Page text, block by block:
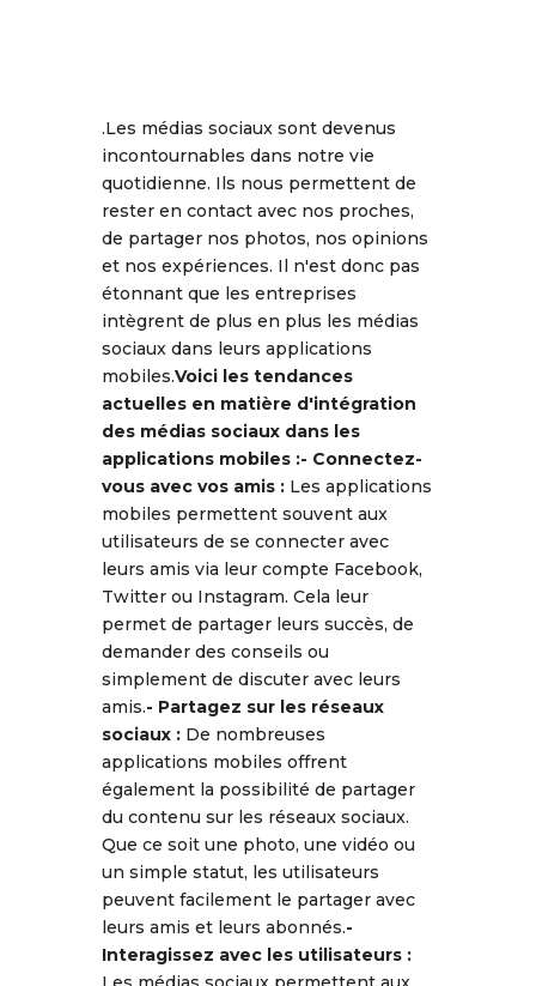
.Les médias sociaux sont devenus
incontournables dans notre vie
quotidienne. Ils nous permettent de
rester en contact avec nos proches,
de partager nos photos, nos opinions
et nos expériences. Il n'est donc pas
étonnant que les entreprises
intègrent de plus en plus les médias
sociaux dans leurs applications
mobiles.Voici les tendances
actuelles en matière d'intégration
des médias sociaux dans les
applications mobiles :- Connectez-
vous avec vos amis :Les applications
mobiles permettent souvent aux
utilisateurs de se connecter avec
leurs amis via leur compte Facebook,
Twitter ou Instagram. Cela leur
permet de partager leurs succès, de
demander des conseils ou
simplement de discuter avec leurs
amis.- Partagez sur les réseaux
sociaux :De nombreuses
applications mobiles offrent
également la possibilité de partager
du contenu sur les réseaux sociaux.
Que ce soit une photo, une vidéo ou
un simple statut, les utilisateurs
peuvent facilement le partager avec
leurs amis et leurs abonnés.-
Interagissez avec les utilisateurs :